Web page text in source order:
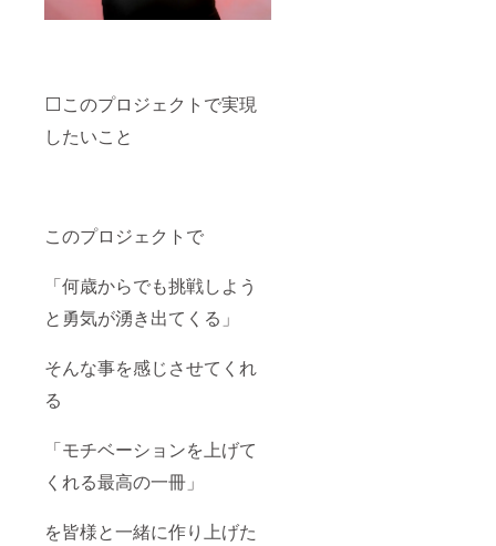
⬜️このプロジェクトで実現
したいこと
このプロジェクトで
「何歳からでも挑戦しよう
と勇気が湧き出てくる」
そんな事を感じさせてくれ
る
「モチベーションを上げて
くれる最高の一冊」
を皆様と一緒に作り上げた